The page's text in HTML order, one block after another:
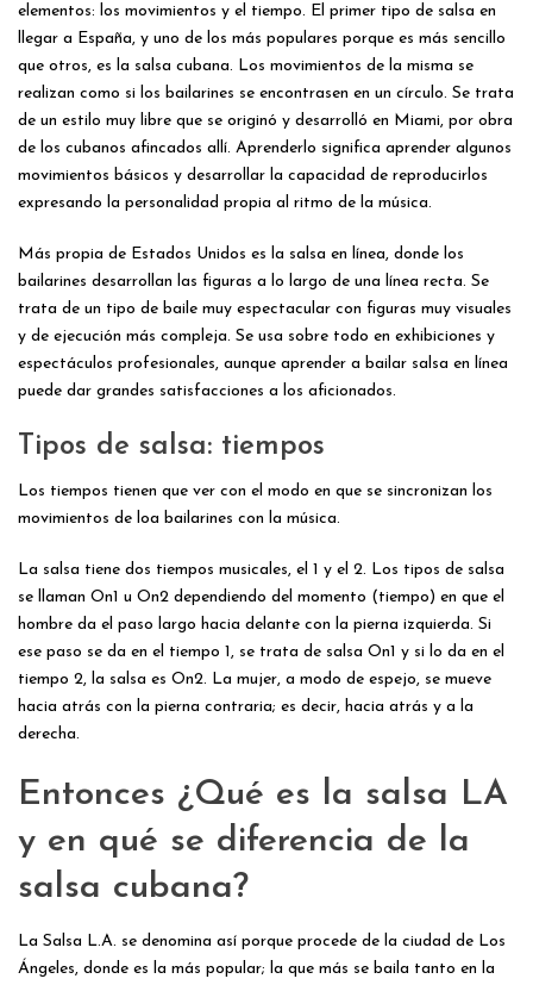
elementos: los movimientos y el tiempo. El primer tipo de salsa en
llegar a España, y uno de los más populares porque es más sencillo
que otros, es la salsa cubana. Los movimientos de la misma se
realizan como si los bailarines se encontrasen en un círculo. Se trata
de un estilo muy libre que se originó y desarrolló en Miami, por obra
de los cubanos afincados allí. Aprenderlo significa aprender algunos
movimientos básicos y desarrollar la capacidad de reproducirlos
expresando la personalidad propia al ritmo de la música.
Más propia de Estados Unidos es la salsa en línea, donde los
bailarines desarrollan las figuras a lo largo de una línea recta. Se
trata de un tipo de baile muy espectacular con figuras muy visuales
y de ejecución más compleja. Se usa sobre todo en exhibiciones y
espectáculos profesionales, aunque aprender a bailar salsa en línea
puede dar grandes satisfacciones a los aficionados.
Tipos de salsa: tiempos
Los tiempos tienen que ver con el modo en que se sincronizan los
movimientos de loa bailarines con la música.
La salsa tiene dos tiempos musicales, el 1 y el 2. Los tipos de salsa
se llaman On1 u On2 dependiendo del momento (tiempo) en que el
hombre da el paso largo hacia delante con la pierna izquierda. Si
ese paso se da en el tiempo 1, se trata de salsa On1 y si lo da en el
tiempo 2, la salsa es On2. La mujer, a modo de espejo, se mueve
hacia atrás con la pierna contraria; es decir, hacia atrás y a la
derecha.
Entonces ¿Qué es la salsa LA
y en qué se diferencia de la
salsa cubana?
La Salsa L.A. se denomina así porque procede de la ciudad de Los
Ángeles, donde es la más popular; la que más se baila tanto en la